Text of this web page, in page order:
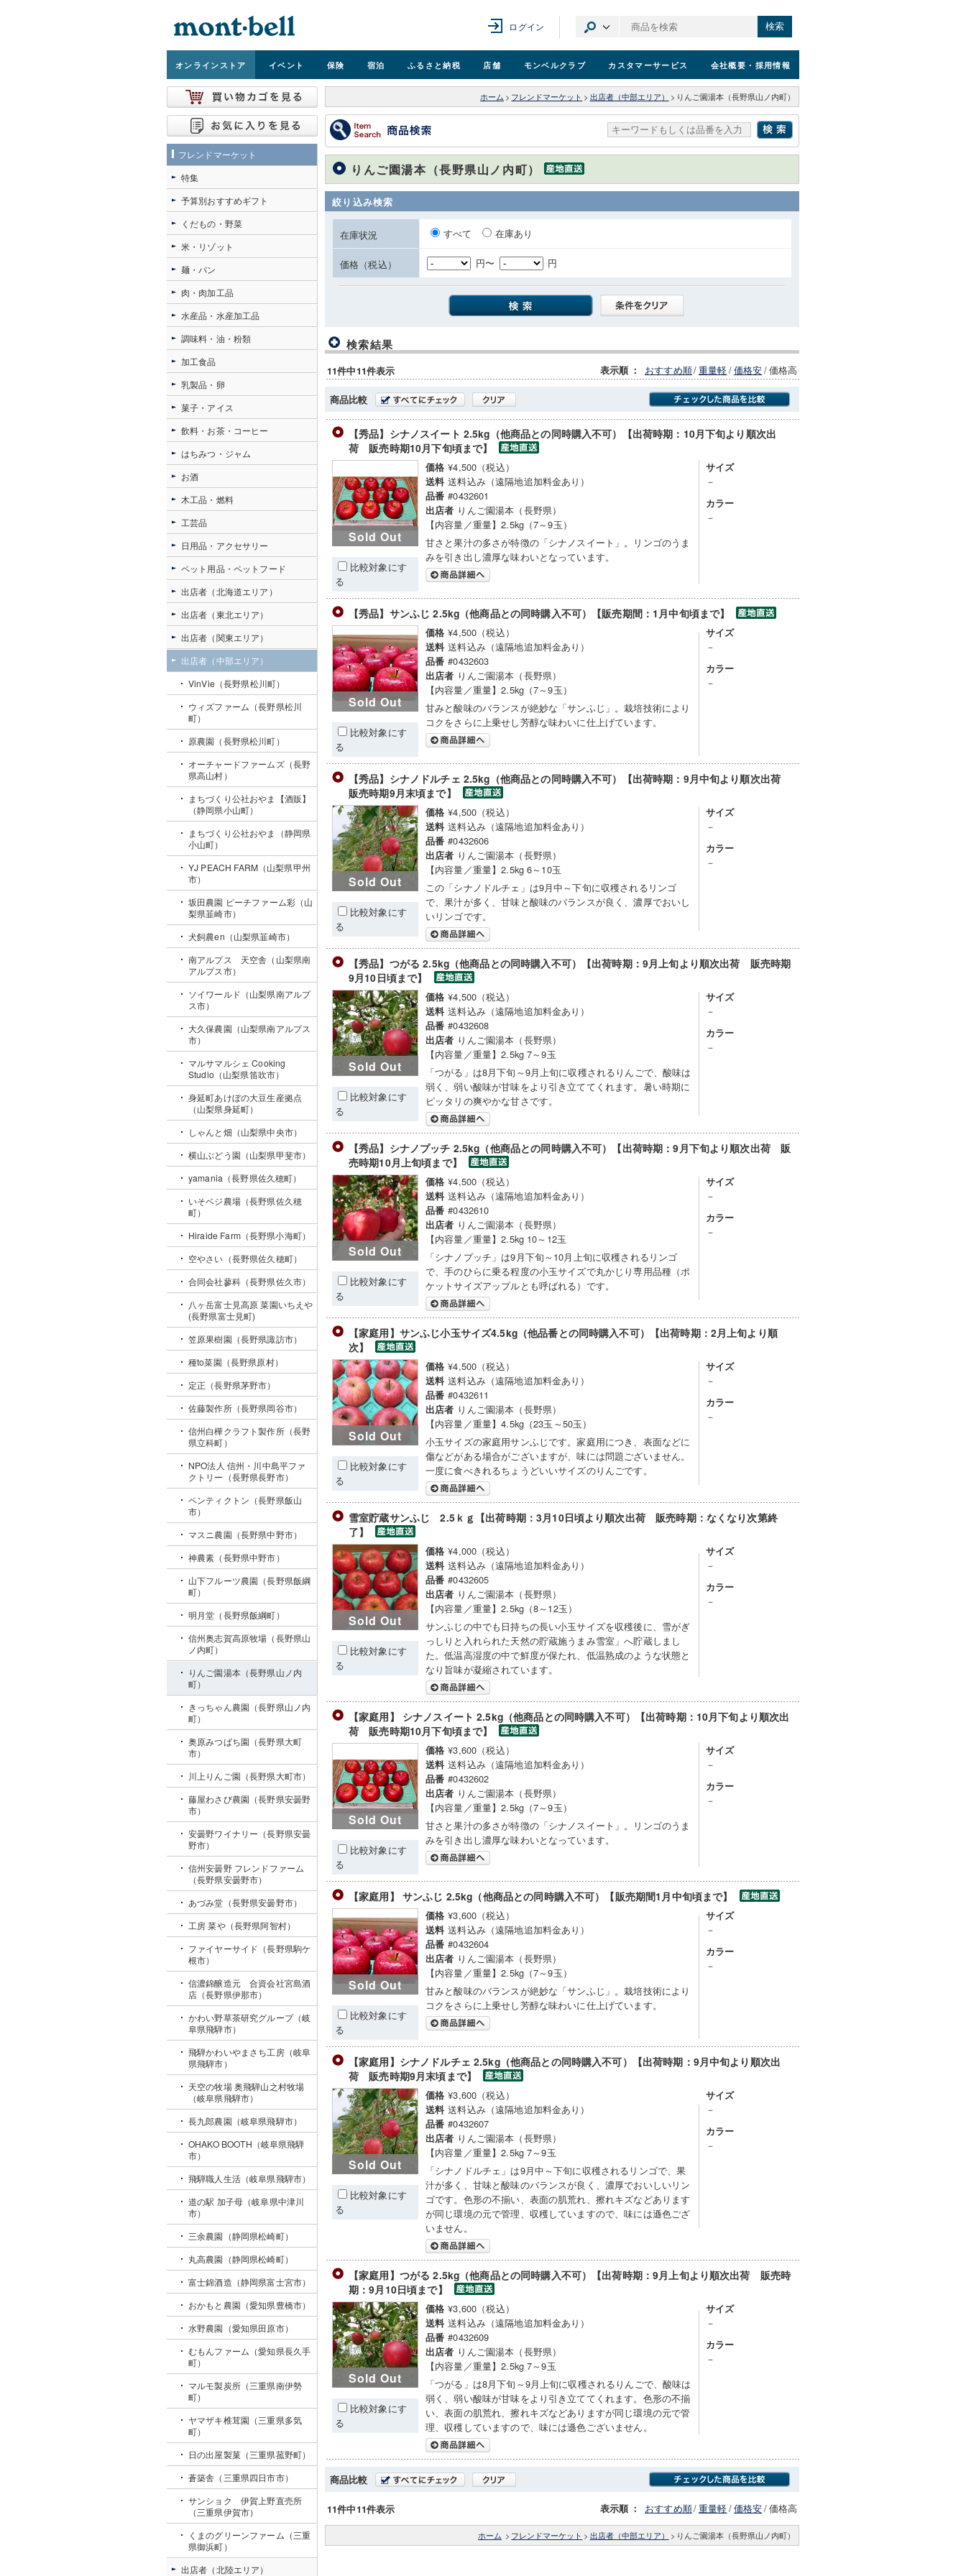
ログイン 検索
オンラインストア イベント 保険 宿泊 ふるさと納税 店舗 モンベルクラブ カスタマーサービス 会社概要 ・採用情報
ホーム > フレンドマーケット > 出店者（中部エリア） > りんご園湯本（長野県山ノ内町）
りんご園湯本（長野県山ノ内町）
絞り込み検索
在庫状況 すべて 在庫あり
価格（税込） 円〜 円
検索結果
11件中11件表示 表示順 ： おすすめ順/重量軽/価格安/価格高
商品比較
商品にのみフォーカスする
【秀品】シナノスイート 2.5kg（他商品との同時購入不可）【出荷時期：10月下旬より順次出
荷 販売時期10月下旬頃まで】
Sold Out
比較対象にす
る
価格 ¥4,500（税込）
送料 送料込み（遠隔地追加料金あり）
品番 #0432601
出店者 りんご園湯本（長野県）
【内容量／重量】2.5kg（7～9玉）
甘さと果汁の多さが特徴の「シナノスイート」。リンゴのうま
みを引き出し濃厚な味わいとなっています。
サイズ
－
カラー
－
【秀品】サンふじ 2.5kg（他商品との同時購入不可）【販売期間：1月中旬頃まで】
Sold Out
比較対象にす
る
価格 ¥4,500（税込）
送料 送料込み（遠隔地追加料金あり）
品番 #0432603
出店者 りんご園湯本（長野県）
【内容量／重量】2.5kg（7～9玉）
甘みと酸味のバランスが絶妙な「サンふじ」。栽培技術により
コクをさらに上乗せし芳醇な味わいに仕上げています。
サイズ
－
カラー
－
【秀品】シナノドルチェ 2.5kg（他商品との同時購入不可）【出荷時期：9月中旬より順次出荷
販売時期9月末頃まで】
Sold Out
比較対象にす
る
価格 ¥4,500（税込）
送料 送料込み（遠隔地追加料金あり）
品番 #0432606
出店者 りんご園湯本（長野県）
【内容量／重量】2.5kg 6～10玉
この「シナノドルチェ」は9月中～下旬に収穫されるリンゴ
で、果汁が多く、甘味と酸味のバランスが良く、濃厚でおいし
いリンゴです。
サイズ
－
カラー
－
【秀品】つがる 2.5kg（他商品との同時購入不可）【出荷時期：9月上旬より順次出荷 販売時期
9月10日頃まで】
Sold Out
比較対象にす
る
価格 ¥4,500（税込）
送料 送料込み（遠隔地追加料金あり）
品番 #0432608
出店者 りんご園湯本（長野県）
【内容量／重量】2.5kg 7～9玉
「つがる」は8月下旬～9月上旬に収穫されるりんごで、酸味は
弱く、弱い酸味が甘味をより引き立ててくれます。暑い時期に
ピッタリの爽やかな甘さです。
サイズ
－
カラー
－
【秀品】シナノプッチ 2.5kg（他商品との同時購入不可）【出荷時期：9月下旬より順次出荷 販
売時期10月上旬頃まで】
Sold Out
比較対象にす
る
価格 ¥4,500（税込）
送料 送料込み（遠隔地追加料金あり）
品番 #0432610
出店者 りんご園湯本（長野県）
【内容量／重量】2.5kg 10～12玉
「シナノプッチ」は9月下旬～10月上旬に収穫されるリンゴ
で、手のひらに乗る程度の小玉サイズで丸かじり専用品種（ポ
ケットサイズアップルとも呼ばれる）です。
サイズ
－
カラー
－
【家庭用】サンふじ小玉サイズ4.5kg（他品番との同時購入不可）【出荷時期：2月上旬より順
次】
Sold Out
比較対象にす
る
価格 ¥4,500（税込）
送料 送料込み（遠隔地追加料金あり）
品番 #0432611
出店者 りんご園湯本（長野県）
【内容量／重量】4.5kg（23玉～50玉）
小玉サイズの家庭用サンふじです。家庭用につき、表面などに
傷などがある場合がございますが、味には問題ございません。
一度に食べきれるちょうどいいサイズのりんごです。
サイズ
－
カラー
－
雪室貯蔵サンふじ 2.5ｋｇ【出荷時期：3月10日頃より順次出荷 販売時期：なくなり次第終
了】
Sold Out
比較対象にす
る
価格 ¥4,000（税込）
送料 送料込み（遠隔地追加料金あり）
品番 #0432605
出店者 りんご園湯本（長野県）
【内容量／重量】2.5kg（8～12玉）
サンふじの中でも日持ちの長い小玉サイズを収穫後に、雪がぎ
っしりと入れられた天然の貯蔵施うまみ雪室」へ貯蔵しまし
た。低温高湿度の中で鮮度が保たれ、低温熟成のような状態と
なり旨味が凝縮されています。
サイズ
－
カラー
－
【家庭用】 シナノスイート 2.5kg（他商品との同時購入不可）【出荷時期：10月下旬より順次出
荷 販売時期10月下旬頃まで】
Sold Out
比較対象にす
る
価格 ¥3,600（税込）
送料 送料込み（遠隔地追加料金あり）
品番 #0432602
出店者 りんご園湯本（長野県）
【内容量／重量】2.5kg（7～9玉）
甘さと果汁の多さが特徴の「シナノスイート」。リンゴのうま
みを引き出し濃厚な味わいとなっています。
サイズ
－
カラー
－
【家庭用】 サンふじ 2.5kg（他商品との同時購入不可）【販売期間1月中旬頃まで】
Sold Out
比較対象にす
る
価格 ¥3,600（税込）
送料 送料込み（遠隔地追加料金あり）
品番 #0432604
出店者 りんご園湯本（長野県）
【内容量／重量】2.5kg（7～9玉）
甘みと酸味のバランスが絶妙な「サンふじ」。栽培技術により
コクをさらに上乗せし芳醇な味わいに仕上げています。
サイズ
－
カラー
－
【家庭用】シナノドルチェ 2.5kg（他商品との同時購入不可）【出荷時期：9月中旬より順次出
荷 販売時期9月末頃まで】
Sold Out
比較対象にす
る
価格 ¥3,600（税込）
送料 送料込み（遠隔地追加料金あり）
品番 #0432607
出店者 りんご園湯本（長野県）
【内容量／重量】2.5kg 7～9玉
「シナノドルチェ」は9月中～下旬に収穫されるリンゴで、果
汁が多く、甘味と酸味のバランスが良く、濃厚でおいしいリン
ゴです。色形の不揃い、表面の肌荒れ、擦れキズなどあります
が同じ環境の元で管理、収穫していますので、味には遜色ござ
いません。
サイズ
－
カラー
－
【家庭用】つがる 2.5kg（他商品との同時購入不可）【出荷時期：9月上旬より順次出荷 販売時
期：9月10日頃まで】
Sold Out
比較対象にす
る
価格 ¥3,600（税込）
送料 送料込み（遠隔地追加料金あり）
品番 #0432609
出店者 りんご園湯本（長野県）
【内容量／重量】2.5kg 7～9玉
「つがる」は8月下旬～9月上旬に収穫されるりんごで、酸味は
弱く、弱い酸味が甘味をより引き立ててくれます。色形の不揃
い、表面の肌荒れ、擦れキズなどありますが同じ環境の元で管
理、収穫していますので、味には遜色ございません。
サイズ
－
カラー
－
商品比較
11件中11件表示 表示順 ： おすすめ順/重量軽/価格安/価格高
ホーム > フレンドマーケット > 出店者（中部エリア） > りんご園湯本（長野県山ノ内町）
フレンドマーケット
特集
予算別おすすめギフト
くだもの・野菜
米・リゾット
麺・パン
肉・肉加工品
水産品・水産加工品
調味料・油・粉類
加工食品
乳製品・卵
菓子・アイス
飲料・お茶・コーヒー
はちみつ・ジャム
お酒
木工品・燃料
工芸品
日用品・アクセサリー
ペット用品・ペットフード
出店者（北海道エリア）
出店者（東北エリア）
出店者（関東エリア）
出店者（中部エリア）
VinVie（長野県松川町）
ウィズファーム（長野県松川
町）
原農園（長野県松川町）
オーチャードファームズ（長野
県高山村）
まちづくり公社おやま【酒販】
（静岡県小山町）
まちづくり公社おやま（静岡県
小山町）
YJ PEACH FARM（山梨県甲州
市）
坂田農園 ピーチファーム彩（山
梨県韮崎市）
犬飼農en（山梨県韮崎市）
南アルプス 天空舎（山梨県南
アルプス市）
ソイワールド（山梨県南アルプ
ス市）
大久保農園（山梨県南アルプス
市）
マルサマルシェ Cooking
Studio（山梨県笛吹市）
身延町あけぼの大豆生産拠点
（山梨県身延町）
しゃんと畑（山梨県中央市）
横山ぶどう園（山梨県甲斐市）
yamania（長野県佐久穂町）
いそベジ農場（長野県佐久穂
町）
Hiraide Farm（長野県小海町）
空やさい（長野県佐久穂町）
合同会社蓼科（長野県佐久市）
八ヶ岳富士見高原 菜園いちえや
(長野県富士見町)
笠原果樹園（長野県諏訪市）
種to菜園（長野県原村）
定正（長野県茅野市）
佐藤製作所（長野県岡谷市）
信州白樺クラフト製作所（長野
県立科町）
NPO法人 信州・川中島平ファ
クトリー（長野県長野市）
ペンティクトン（長野県飯山
市）
マスニ農園（長野県中野市）
神農素（長野県中野市）
山下フルーツ農園（長野県飯綱
町）
明月堂（長野県飯綱町）
信州奥志賀高原牧場（長野県山
ノ内町）
りんご園湯本（長野県山ノ内
町）
きっちゃん農園（長野県山ノ内
町）
奥原みつばち園（長野県大町
市）
川上りんご園（長野県大町市）
藤屋わさび農園（長野県安曇野
市）
安曇野ワイナリー（長野県安曇
野市）
信州安曇野 フレンドファーム
（長野県安曇野市）
あづみ堂（長野県安曇野市）
工房 菜や（長野県阿智村）
ファイヤーサイド（長野県駒ケ
根市）
信濃錦醸造元 合資会社宮島酒
店（長野県伊那市）
かわい野草茶研究グループ（岐
阜県飛騨市）
飛騨かわいやまさち工房（岐阜
県飛騨市）
天空の牧場 奥飛騨山之村牧場
（岐阜県飛騨市）
長九郎農園（岐阜県飛騨市）
OHAKO BOOTH（岐阜県飛騨
市）
飛騨職人生活（岐阜県飛騨市）
道の駅 加子母（岐阜県中津川
市）
三余農園（静岡県松崎町）
丸高農園（静岡県松崎町）
富士錦酒造（静岡県富士宮市）
おかもと農園（愛知県豊橋市）
水野農園（愛知県田原市）
むもんファーム（愛知県長久手
町）
マルモ製炭所（三重県南伊勢
町）
ヤマザキ椎茸園（三重県多気
町）
日の出屋製菓（三重県菰野町）
蒼築舎（三重県四日市市）
サンショク 伊賀上野直売所
（三重県伊賀市）
くまのグリーンファーム（三重
県御浜町）
出店者（北陸エリア）